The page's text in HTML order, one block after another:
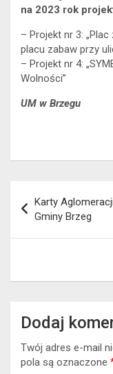
na 2023 rok
– Projekt nr 3:
placu zabaw przy
– Projekt nr 4:
Wolności”
UM w Brzegu
wpisu
Karty
Gminy Brzeg
Dodaj
Twój adres e-mail
pola są oznaczone